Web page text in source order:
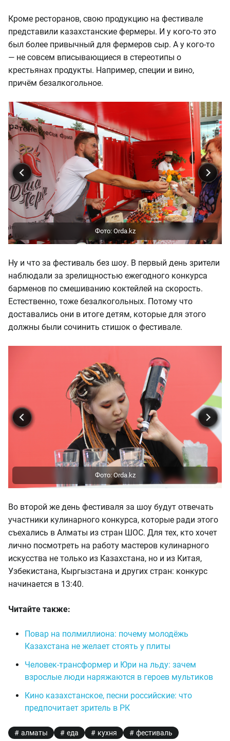
Кроме ресторанов, свою продукцию на фестивале
представили казахстанские фермеры. И у кого-то это
был более привычный для фермеров сыр. А у кого-то
— не совсем вписывающиеся в стереотипы о
крестьянах продукты. Например, специи и вино,
причём безалкогольное.
Ну и что за фестиваль без шоу. В первый день зрители
наблюдали за зрелищностью ежегодного конкурса
барменов по смешиванию коктейлей на скорость.
Естественно, тоже безалкогольных. Потому что
доставались они в итоге детям, которые для этого
должны были сочинить стишок о фестивале.
Во второй же день фестиваля за шоу будут отвечать
участники кулинарного конкурса, которые ради этого
съехались в Алматы из стран ШОС. Для тех, кто хочет
лично посмотреть на работу мастеров кулинарного
искусства не только из Казахстана, но и из Китая,
Узбекистана, Кыргызстана и других стран: конкурс
начинается в 13:40.
Читайте также:
Повар на полмиллиона: почему молодёжь
Казахстана не желает стоять у плиты
Человек-трансформер и Юри на льду: зачем
взрослые люди наряжаются в героев мультиков
Кино казахстанское, песни российские: что
предпочитает зритель в РК
алматы еда кухня фестиваль